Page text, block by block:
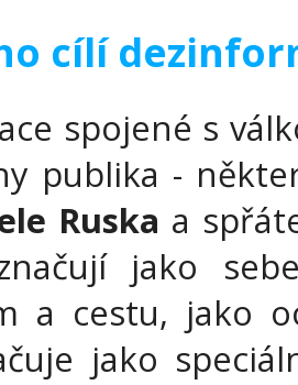
cílí
spojené s
publika -
Ruska a
jako
a cestu, jako
jako